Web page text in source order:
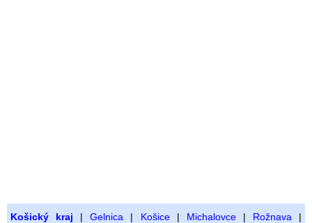
Košický kraj |Gelnica | Košice| Michalovce| Rožnava |